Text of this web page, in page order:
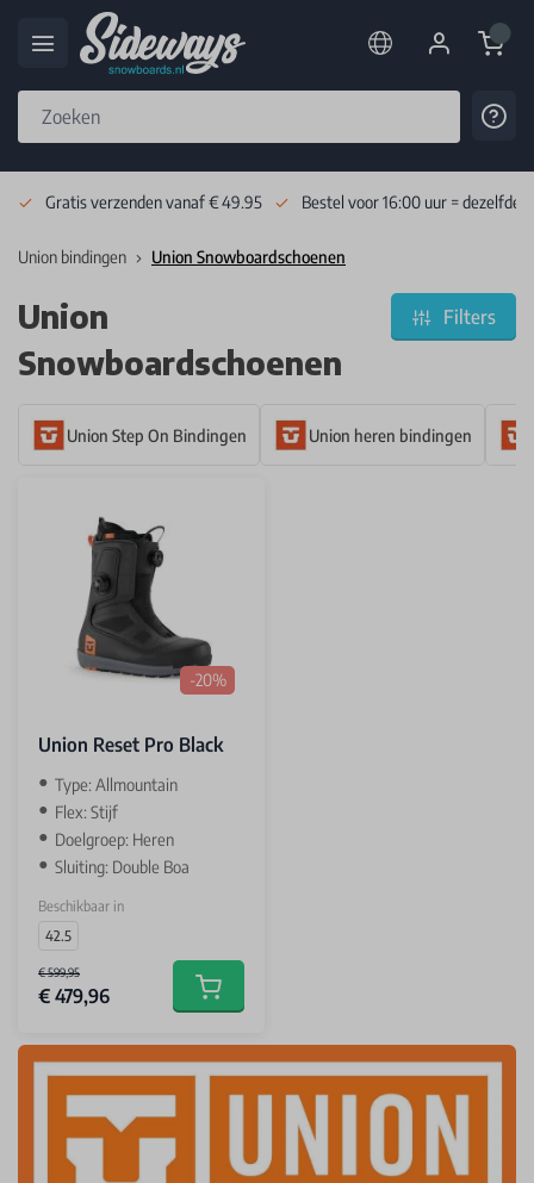
Cart
Gratis verzenden vanaf € 49.95 Bestel voor 16:00 uur = dezelfde
Union bindingen Union Snowboardschoenen
Union
Snowboardschoenen
Filters
Union Step On Bindingen Union heren bindingen
-20%
Union Reset Pro Black
Type: Allmountain
Flex: Stijf
Doelgroep: Heren
Sluiting: Double Boa
Beschikbaar in
42.5
€ 599,95
€ 479,96 Add to cart